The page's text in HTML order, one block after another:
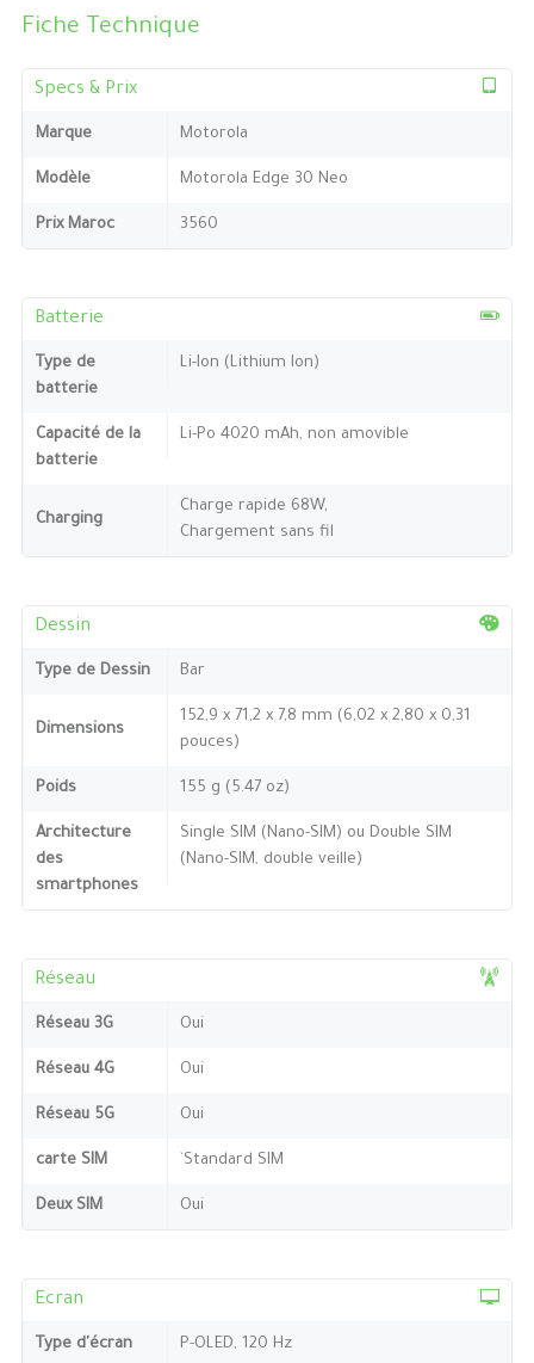
Fiche Technique
Specs & Prix
Marque Motorola
Modèle Motorola Edge 30 Neo
Prix Maroc 3560
Batterie
Type de
batterie
Li-Ion (Lithium Ion)
Capacité de la
batterie
Li-Po 4020 mAh, non amovible
Charging
Charge rapide 68W,
Chargement sans fil
Dessin
Type de Dessin Bar
Dimensions
152,9 x 71,2 x 7,8 mm (6,02 x 2,80 x 0,31
pouces)
Poids 155 g (5.47 oz)
Architecture
des
smartphones
Single SIM (Nano-SIM) ou Double SIM
(Nano-SIM, double veille)
Réseau
Réseau 3G Oui
Réseau 4G Oui
Réseau 5G Oui
carte SIM `Standard SIM
Deux SIM Oui
Ecran
Type d'écran P-OLED, 120 Hz